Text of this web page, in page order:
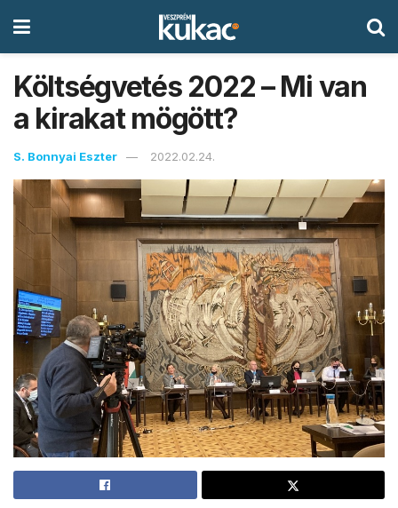
Költségvetés 2022 – Mi van
a kirakat mögött?
S. Bonnyai Eszter 2022.02.24.